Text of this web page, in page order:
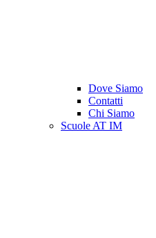
Dove Siamo
Contatti
Chi Siamo
Scuole AT IM